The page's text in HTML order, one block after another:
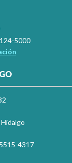
5000
4317